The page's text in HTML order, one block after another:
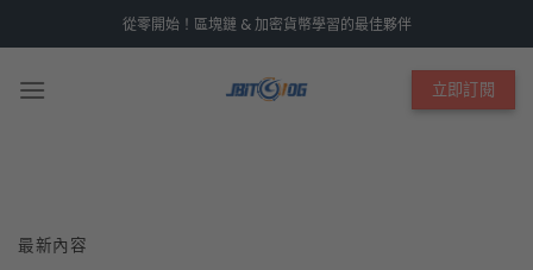
to
從零開始！區塊鏈 & 加密貨幣學習的最佳夥伴
立即訂閱
最新內容